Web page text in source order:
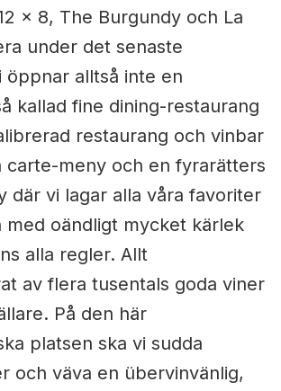
x 8, The Burgundy och La
under det senaste
öppnar alltså inte en
kallad fine dining-restaurang
restaurang och vinbar
carte-meny och en fyrarätters
där vi lagar alla våra favoriter
med oändligt mycket kärlek
alla regler. Allt
av flera tusentals goda viner
På den här
platsen ska vi sudda
och väva en übervinvänlig,